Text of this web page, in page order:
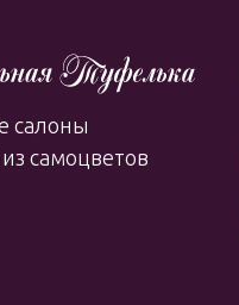
салоны
самоцветов